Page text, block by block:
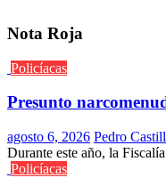
Nota Roja
Policíacas
Presunto
agosto 6, 2026 Pedro
Durante este año, la
Policíacas